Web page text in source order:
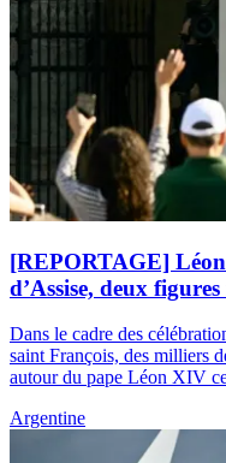
[REPORTAGE]
d’Assise, deux
Dans le cadre des
saint François, des milliers
autour du pape Léon XIV
Argentine